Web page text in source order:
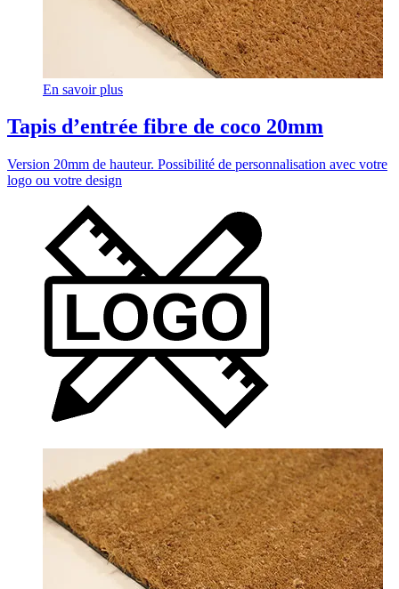
En savoir plus
Tapis d’entrée fibre de coco 20mm
Version 20mm de hauteur. Possibilité de personnalisation avec votre
logo ou votre design